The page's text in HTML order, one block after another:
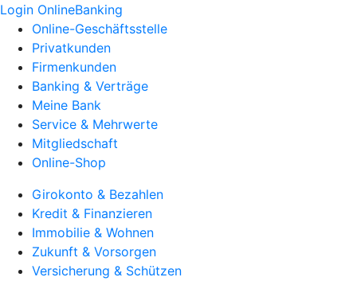
Login OnlineBanking
Online-Geschäftsstelle
Privatkunden
Firmenkunden
Banking & Verträge
Meine Bank
Service & Mehrwerte
Mitgliedschaft
Online-Shop
Girokonto & Bezahlen
Kredit & Finanzieren
Immobilie & Wohnen
Zukunft & Vorsorgen
Versicherung & Schützen